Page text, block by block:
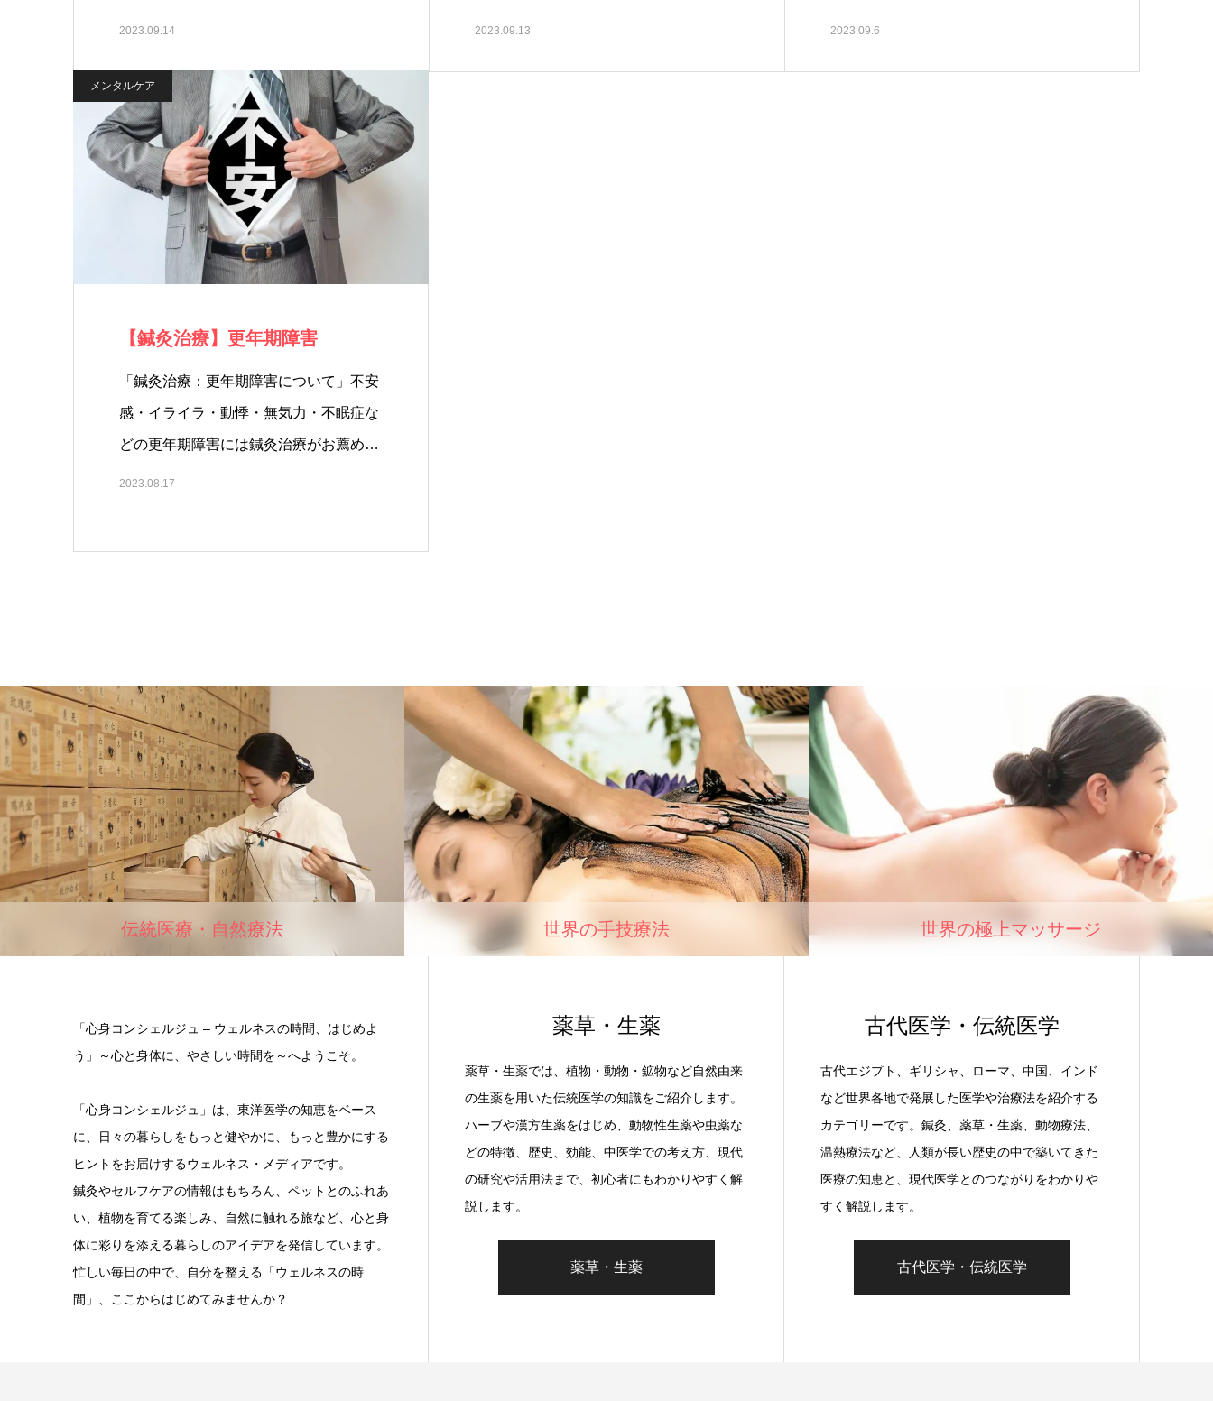
2023.09.14 活…
2023.09.13 鍼…
2023.09.6
メンタルケア
【鍼灸治療】更年期障害
「鍼灸治療：更年期障害について」不安
感・イライラ・動悸・無気力・不眠症な
どの更年期障害には鍼灸治療がお薦め！
「…
2023.08.17
伝統医療・自然療法 世界の手技療法 世界の極上マッサージ
「心身コンシェルジュ – ウェルネスの時間、はじめよ
う」～心と身体に、やさしい時間を～へようこそ。
「心身コンシェルジュ」は、東洋医学の知恵をベース
に、日々の暮らしをもっと健やかに、もっと豊かにする
ヒントをお届けするウェルネス・メディアです。
鍼灸やセルフケアの情報はもちろん、ペットとのふれあ
い、植物を育てる楽しみ、自然に触れる旅など、心と身
体に彩りを添える暮らしのアイデアを発信しています。
忙しい毎日の中で、自分を整える「ウェルネスの時
間」、ここからはじめてみませんか？
薬草・生薬
薬草・生薬では、植物・動物・鉱物など自然由来
の生薬を用いた伝統医学の知識をご紹介します。
ハーブや漢方生薬をはじめ、動物性生薬や虫薬な
どの特徴、歴史、効能、中医学での考え方、現代
の研究や活用法まで、初心者にもわかりやすく解
説します。
薬草・生薬
古代医学・伝統医学
古代エジプト、ギリシャ、ローマ、中国、インド
など世界各地で発展した医学や治療法を紹介する
カテゴリーです。鍼灸、薬草・生薬、動物療法、
温熱療法など、人類が長い歴史の中で築いてきた
医療の知恵と、現代医学とのつながりをわかりや
すく解説します。
古代医学・伝統医学